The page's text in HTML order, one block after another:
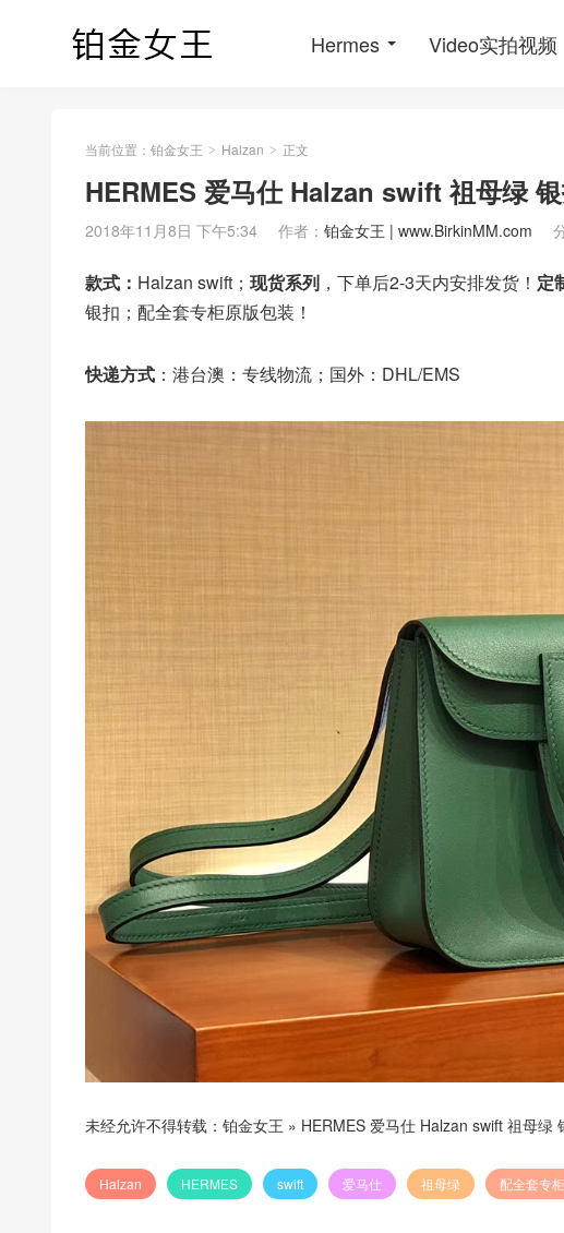
Hermes Video实拍视频
当前位置： 铂金女王 > Halzan > 正文
HERMES 爱马仕 Halzan swift 祖母绿
2018年11月8日 下午5:34 作者： 铂金女王 | www.BirkinMM.com
款式： Halzan swift； 现货系列 ，下单后2-3天内安排发货！ 定
银扣；配全套专柜原版包装！
快递方式 ：港台澳：专线物流；国外：DHL/EMS
未经允许不得转载： 铂金女王 » HERMES 爱马仕 Halzan swift 祖母绿
Halzan HERMES swift 爱马仕 祖母绿 配全套专